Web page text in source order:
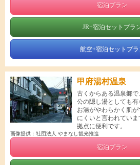
宿泊プラン
JR+宿泊セットプラ
航空+宿泊セットプラ
甲府湯村温泉
古くからある温泉郷
公の隠し湯としても有
お湯がやわらかく肌
にくいと言われてい
拠点に便利です。
画像提供：社団法人 やまなし観光推進
宿泊プラン